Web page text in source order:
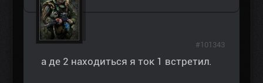
а де 2 находиться я ток 1 встретил.
#101343